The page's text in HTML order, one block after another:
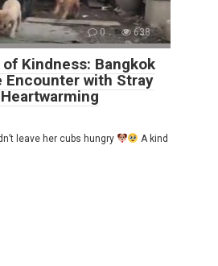
0 638
Kindness: Bangkok
Encounter with Stray
leave her cubs hungry
A kind